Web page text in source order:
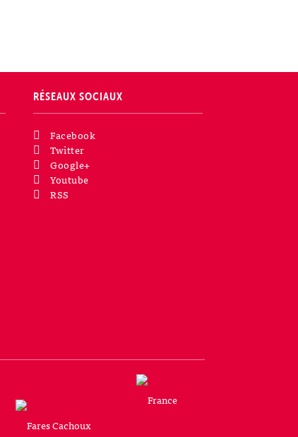
RÉSEAUX SOCIAUX
Facebook
Twitter
Google+
Youtube
RSS